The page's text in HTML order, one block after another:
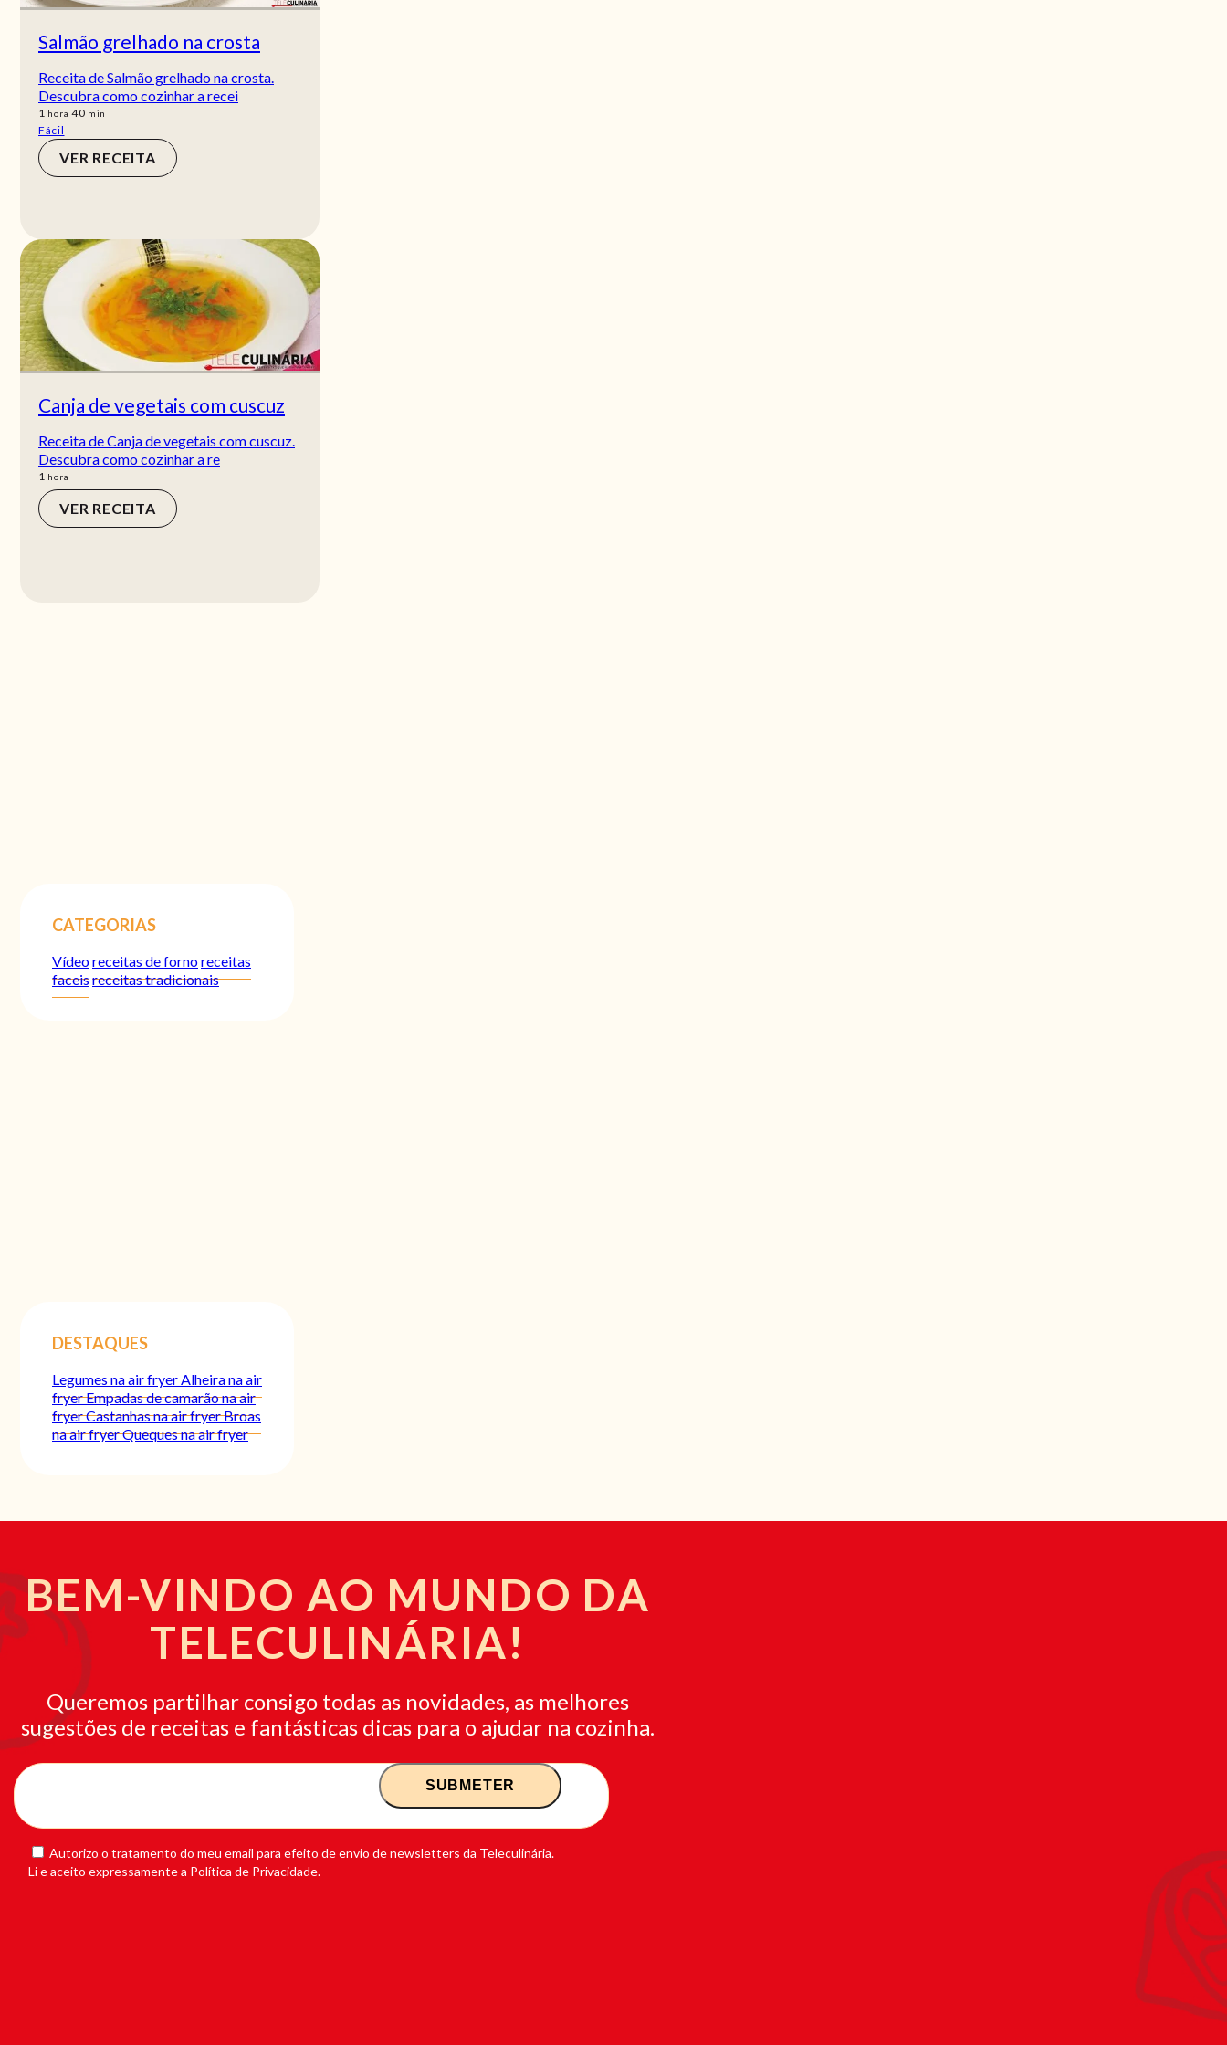
Salmão grelhado na crosta
Receita de Salmão grelhado na crosta.
Descubra como cozinhar a recei
1 hora
hora 40min
min
Fácil
VER RECEITA
Canja de vegetais com cuscuz
Receita de Canja de vegetais com cuscuz.
Descubra como cozinhar a re
1 hora
hora
VER RECEITA
CATEGORIAS
Vídeoreceitas de fornoreceitas
faceisreceitas tradicionais
DESTAQUES
Legumes na air fryerAlheira na air
fryerEmpadas de camarão na air
fryerCastanhas na air fryerBroas
na air fryerQueques na air fryer
BEM-VINDO AO MUNDO DA
TELECULINÁRIA!
Queremos partilhar consigo todas as novidades, as melhores
sugestões de receitas e fantásticas dicas para o ajudar na cozinha.
Autorizo o tratamento do meu email para efeito de envio de newsletters da Teleculinária.
Li e aceito expressamente a Política de Privacidade.